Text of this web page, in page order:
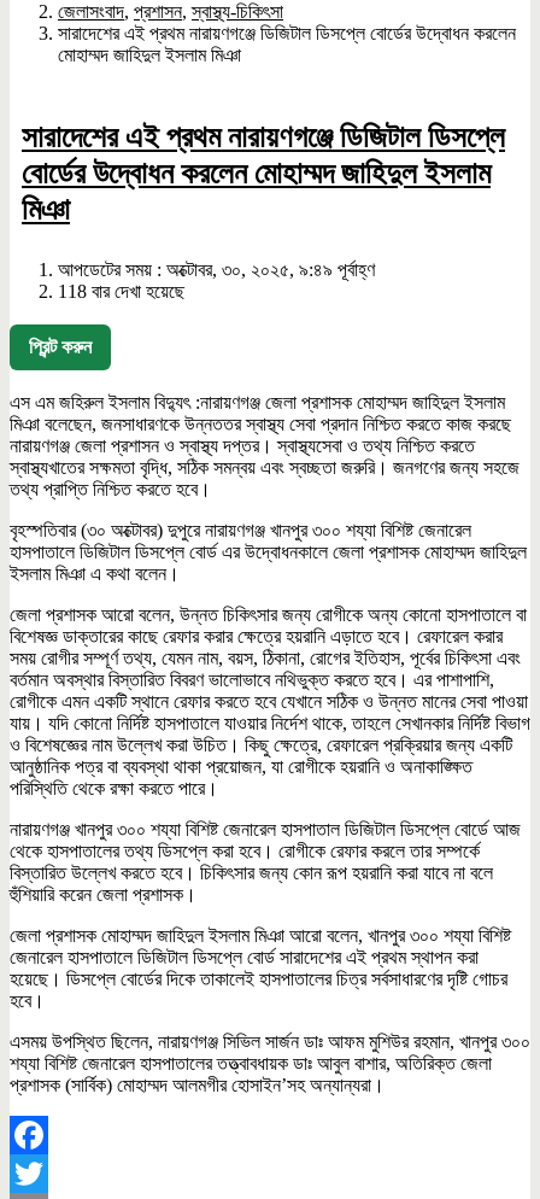
জেলাসংবাদ, প্রশাসন,স্বাস্থ্য-চিকিৎসা
সারাদেশের এই প্রথম নারায়ণগঞ্জে ডিজিটাল ডিসপ্লে বোর্ডের উদ্বোধন করলেন
মোহাম্মদ জাহিদুল ইসলাম মিঞা
সারাদেশের এই প্রথম নারায়ণগঞ্জে ডিজিটাল ডিসপ্লে
বোর্ডের উদ্বোধন করলেন মোহাম্মদ জাহিদুল ইসলাম
মিঞা
আপডেটের সময় : অক্টোবর, ৩০, ২০২৫, ৯:৪৯ পূর্বাহ্ণ
118 বার দেখা হয়েছে
প্রিন্ট করুন
এস এম জহিরুল ইসলাম বিদ্যুৎ :নারায়ণগঞ্জ জেলা প্রশাসক মোহাম্মদ জাহিদুল ইসলাম
মিঞা বলেছেন, জনসাধারণকে উন্নততর স্বাস্থ্য সেবা প্রদান নিশ্চিত করতে কাজ করছে
নারায়ণগঞ্জ জেলা প্রশাসন ও স্বাস্থ্য দপ্তর। স্বাস্থ্যসেবা ও তথ্য নিশ্চিত করতে
স্বাস্থ্যখাতের সক্ষমতা বৃদ্ধি, সঠিক সমন্বয় এবং স্বচ্ছতা জরুরি। জনগণের জন্য সহজে
তথ্য প্রাপ্তি নিশ্চিত করতে হবে।
বৃহস্পতিবার (৩০ অক্টোবর) দুপুরে নারায়ণগঞ্জ খানপুর ৩০০ শয্যা বিশিষ্ট জেনারেল
হাসপাতালে ডিজিটাল ডিসপ্লে বোর্ড এর উদ্বোধনকালে জেলা প্রশাসক মোহাম্মদ জাহিদুল
ইসলাম মিঞা এ কথা বলেন।
জেলা প্রশাসক আরো বলেন, উন্নত চিকিৎসার জন্য রোগীকে অন্য কোনো হাসপাতালে বা
বিশেষজ্ঞ ডাক্তারের কাছে রেফার করার ক্ষেত্রে হয়রানি এড়াতে হবে। রেফারেল করার
সময় রোগীর সম্পূর্ণ তথ্য, যেমন নাম, বয়স, ঠিকানা, রোগের ইতিহাস, পূর্বের চিকিৎসা এবং
বর্তমান অবস্থার বিস্তারিত বিবরণ ভালোভাবে নথিভুক্ত করতে হবে। এর পাশাপাশি,
রোগীকে এমন একটি স্থানে রেফার করতে হবে যেখানে সঠিক ও উন্নত মানের সেবা পাওয়া
যায়। যদি কোনো নির্দিষ্ট হাসপাতালে যাওয়ার নির্দেশ থাকে, তাহলে সেখানকার নির্দিষ্ট বিভাগ
ও বিশেষজ্ঞের নাম উল্লেখ করা উচিত। কিছু ক্ষেত্রে, রেফারেল প্রক্রিয়ার জন্য একটি
আনুষ্ঠানিক পত্র বা ব্যবস্থা থাকা প্রয়োজন, যা রোগীকে হয়রানি ও অনাকাঙ্ক্ষিত
পরিস্থিতি থেকে রক্ষা করতে পারে।
নারায়ণগঞ্জ খানপুর ৩০০ শয্যা বিশিষ্ট জেনারেল হাসপাতাল ডিজিটাল ডিসপ্লে বোর্ডে আজ
থেকে হাসপাতালের তথ্য ডিসপ্লে করা হবে। রোগীকে রেফার করলে তার সম্পর্কে
বিস্তারিত উল্লেখ করতে হবে। চিকিৎসার জন্য কোন রূপ হয়রানি করা যাবে না বলে
হুঁশিয়ারি করেন জেলা প্রশাসক।
জেলা প্রশাসক মোহাম্মদ জাহিদুল ইসলাম মিঞা আরো বলেন, খানপুর ৩০০ শয্যা বিশিষ্ট
জেনারেল হাসপাতালে ডিজিটাল ডিসপ্লে বোর্ড সারাদেশের এই প্রথম স্থাপন করা
হয়েছে। ডিসপ্লে বোর্ডের‌ দিকে তাকালেই হাসপাতালের চিত্র সর্বসাধারণের দৃষ্টি গোচর
হবে।
এসময় উপস্থিত ছিলেন, নারায়ণগঞ্জ সিভিল সার্জন ডাঃ আফম মুশিউর রহমান, খানপুর ৩০০
শয্যা বিশিষ্ট জেনারেল হাসপাতালের তত্ত্বাবধায়ক ডাঃ আবুল বাশার, অতিরিক্ত জেলা
প্রশাসক (সার্বিক) মোহাম্মদ আলমগীর হোসাইন’সহ অন্যান্যরা।
Facebook